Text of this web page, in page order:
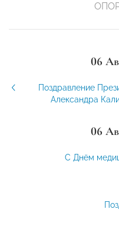
06
Поздравление
Александра
06
С Днём